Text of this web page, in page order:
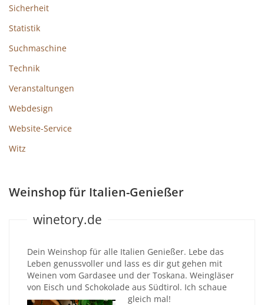
Sicherheit
Statistik
Suchmaschine
Technik
Veranstaltungen
Webdesign
Website-Service
Witz
Weinshop für Italien-Genießer
winetory.de
Dein Weinshop für alle Italien Genießer. Lebe das
Leben genussvoller und lass es dir gut gehen mit
Weinen vom Gardasee und der Toskana. Weingläser
von Eisch und Schokolade aus Südtirol. Ich schaue
gleich mal!